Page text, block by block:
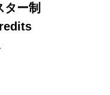
ター制